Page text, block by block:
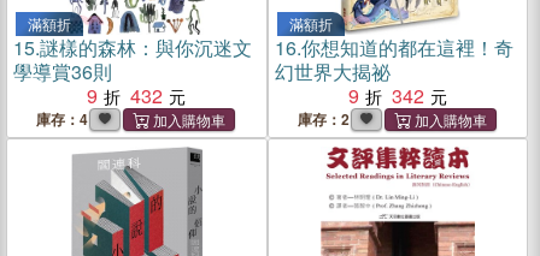
滿額折
15.謎樣的森林：與你沉迷文
學導賞36則
9
432
庫存：4
滿額折
16.你想知道的都在這裡！奇
幻世界大揭祕
9
342
庫存：2